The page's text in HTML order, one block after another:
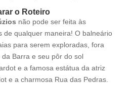
o Roteiro
não pode ser feita às
de qualquer maneira! O balneário
para serem exploradas, fora
Barra e seu pôr do sol
e a famosa estátua da atriz
e a charmosa Rua das Pedras.